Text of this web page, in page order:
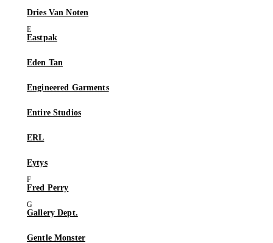
Dries Van Noten
Eastpak
Eden Tan
Engineered Garments
Entire Studios
ERL
Eytys
Fred Perry
Gallery Dept.
Gentle Monster